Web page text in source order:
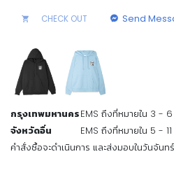
CHECK OUT Send
กรุงเทพมหานครEMS ถึงที่หมายใน 3 - 6
จังหวัดอื่น
EMS ถึงที่หมายใน 5 -
คำสั่งซื้อจะดำเนินการ และส่งมอบในวันจั